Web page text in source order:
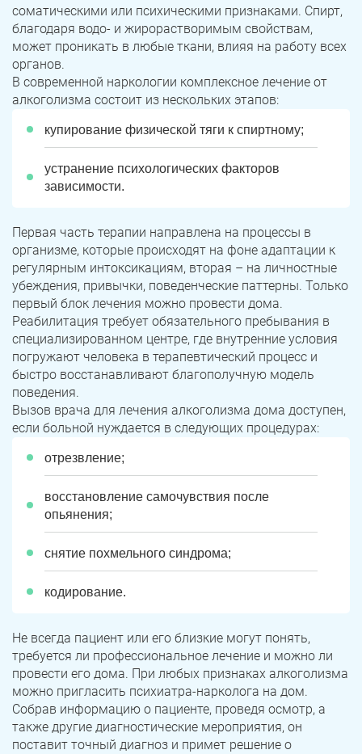
соматическими или психическими признаками. Спирт,
благодаря водо- и жирорастворимым свойствам,
может проникать в любые ткани, влияя на работу всех
органов.
В современной наркологии комплексное лечение от
алкоголизма состоит из нескольких этапов:
купирование физической тяги к спиртному;
устранение психологических факторов
зависимости.
Первая часть терапии направлена на процессы в
организме, которые происходят на фоне адаптации к
регулярным интоксикациям, вторая – на личностные
убеждения, привычки, поведенческие паттерны. Только
первый блок лечения можно провести дома.
Реабилитация требует обязательного пребывания в
специализированном центре, где внутренние условия
погружают человека в терапевтический процесс и
быстро восстанавливают благополучную модель
поведения.
Вызов врача для лечения алкоголизма дома доступен,
если больной нуждается в следующих процедурах:
отрезвление;
восстановление самочувствия после
опьянения;
снятие похмельного синдрома;
кодирование.
Не всегда пациент или его близкие могут понять,
требуется ли профессиональное лечение и можно ли
провести его дома. При любых признаках алкоголизма
можно пригласить психиатра-нарколога на дом.
Собрав информацию о пациенте, проведя осмотр, а
также другие диагностические мероприятия, он
поставит точный диагноз и примет решение о